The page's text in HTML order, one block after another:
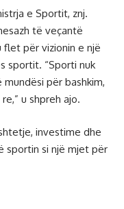
e Sportit, znj.
të veçantë
flet për vizionin e një
sportit. “Sporti nuk
për bashkim,
u shpreh ajo.
investime dhe
sportin si një mjet për